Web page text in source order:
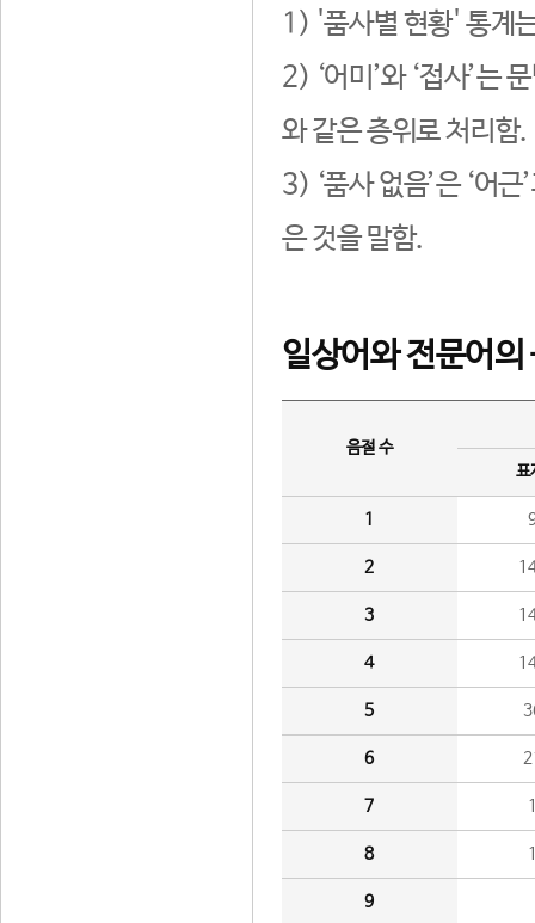
1) '품사별 현황' 통계
2) ‘어미’와 ‘접사’는
와 같은 층위로 처리함.
3) ‘품사 없음’은 ‘어
은 것을 말함.
일상어와 전문어의
음절 수
표
1
2
3
4
5
6
7
8
9